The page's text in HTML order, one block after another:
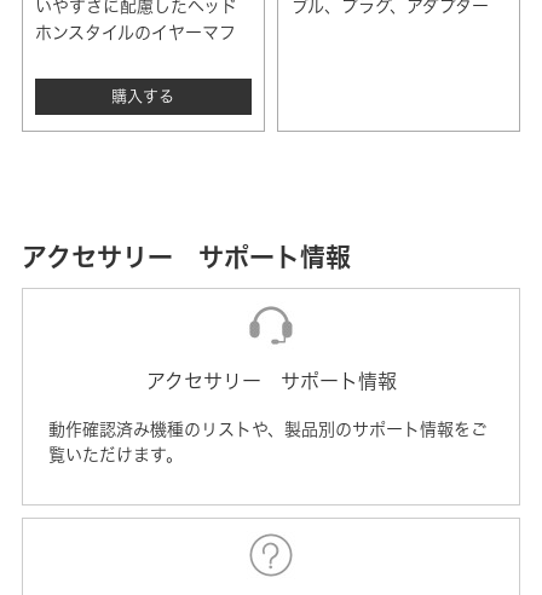
いやすさに配慮したヘッド
ホンスタイルのイヤーマフ
購入する
ブル、プラグ、アダプター
アクセサリー サポート情報
アクセサリー サポート情報
動作確認済み機種のリストや、製品別のサポート情報をご
覧いただけます。